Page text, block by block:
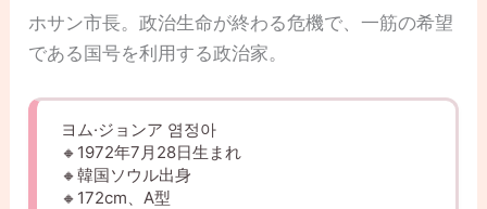
ホサン市長。政治生命が終わる危機で、一筋の希望
である国号を利用する政治家。
ヨム·ジョンア 염정아
🔸1972年7月28日生まれ
🔸韓国ソウル出身
🔸172cm、A型